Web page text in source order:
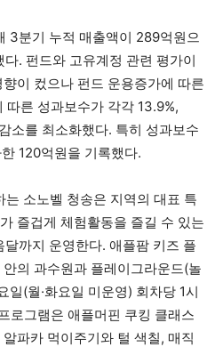
3분기 누적 매출액이 289억원으
. 펀드와 고유계정 관련 평가이
이 컸으나 펀드 운용증가에 따른
따른 성과보수가 각각 13.9%,
소를 최소화했다. 특히 성과보수
120억원을 기록했다.
소노벨 청송은 지역의 대표 특
즐겁게 체험활동을 즐길 수 있는
달까지 운영한다. 애플팜 키즈 플
의 과수원과 플레이그라운드(놀
(월·화요일 미운영) 회차당 1시
로그램은 애플머핀 쿠킹 클래스
파카 먹이주기와 털 색칠, 매직